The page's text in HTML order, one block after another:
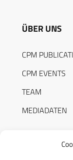
ÜBER UNS
CPM
CPM EVENTS
TEAM
MEDIADATEN